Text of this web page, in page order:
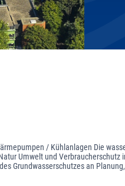
/ Kühlanlagen Die
Umwelt und Verbraucherschutz
Grundwasserschutzes an